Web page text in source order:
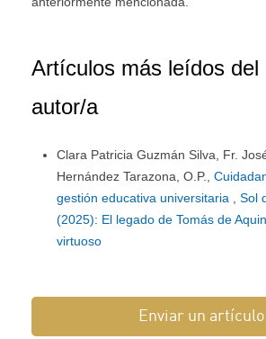
Artículos más leídos del
autor/a
Clara Patricia Guzmán Silva, Fr.
Hernández Tarazona, O.P.,
gestión educativa universitaria
Sol
(2025): El legado de Tomás de
virtuoso
Enviar un artículo